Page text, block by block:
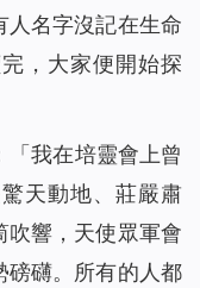
人名字沒記在生命
完，大家便開始探
「我在培靈會上曾
天動地、莊嚴肅
吹響，天使眾軍會
磅礴。所有的人都